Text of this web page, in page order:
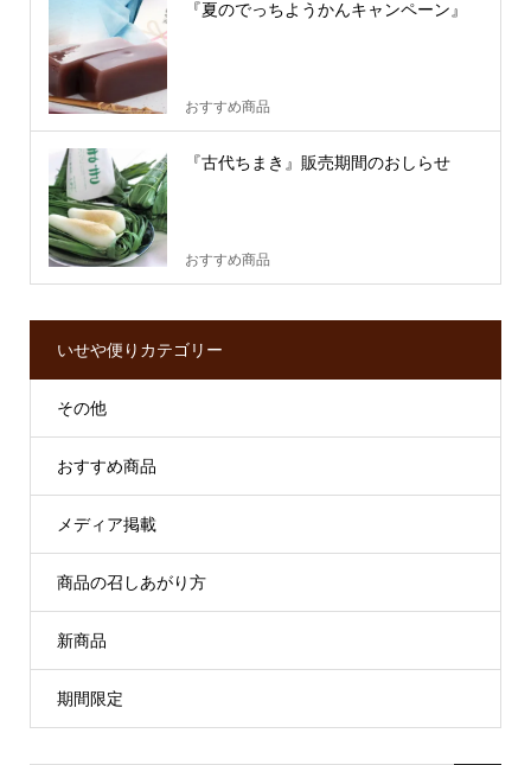
『夏のでっちようかんキャンペーン』
おすすめ商品
『古代ちまき』販売期間のおしらせ
おすすめ商品
いせや便りカテゴリー
その他
おすすめ商品
メディア掲載
商品の召しあがり方
新商品
期間限定